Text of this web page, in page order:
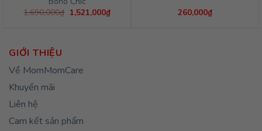
1,690,000₫ Giá
gốc
1,521,000₫Giá
hiện
260,000₫
GIỚI THIỆU
Về MomMomCare
Khuyến mãi
Liên hệ
Cam kết sản phẩm